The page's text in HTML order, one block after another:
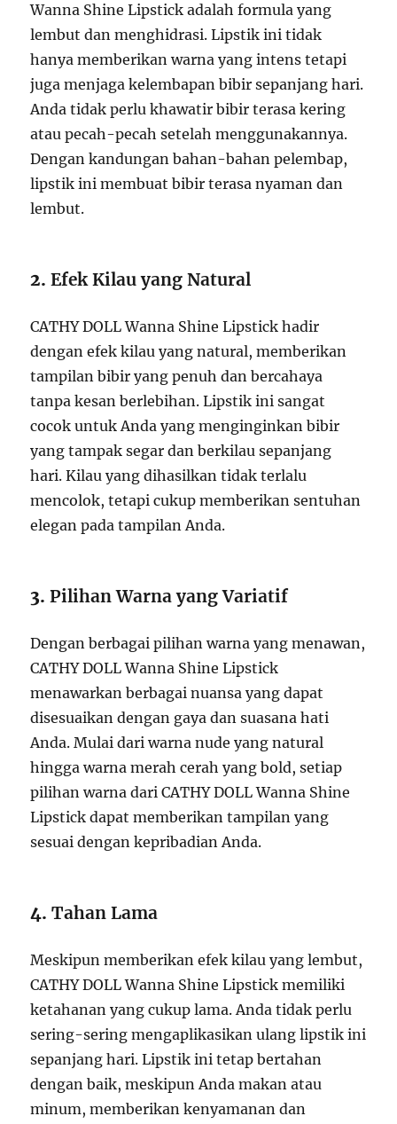
Wanna Shine Lipstick adalah formula yang
lembut dan menghidrasi. Lipstik ini tidak
hanya memberikan warna yang intens tetapi
juga menjaga kelembapan bibir sepanjang hari.
Anda tidak perlu khawatir bibir terasa kering
atau pecah-pecah setelah menggunakannya.
Dengan kandungan bahan-bahan pelembap,
lipstik ini membuat bibir terasa nyaman dan
lembut.
2.Efek Kilau yang Natural
CATHY DOLL Wanna Shine Lipstick hadir
dengan efek kilau yang natural, memberikan
tampilan bibir yang penuh dan bercahaya
tanpa kesan berlebihan. Lipstik ini sangat
cocok untuk Anda yang menginginkan bibir
yang tampak segar dan berkilau sepanjang
hari. Kilau yang dihasilkan tidak terlalu
mencolok, tetapi cukup memberikan sentuhan
elegan pada tampilan Anda.
3.Pilihan Warna yang Variatif
Dengan berbagai pilihan warna yang menawan,
CATHY DOLL Wanna Shine Lipstick
menawarkan berbagai nuansa yang dapat
disesuaikan dengan gaya dan suasana hati
Anda. Mulai dari warna nude yang natural
hingga warna merah cerah yang bold, setiap
pilihan warna dari CATHY DOLL Wanna Shine
Lipstick dapat memberikan tampilan yang
sesuai dengan kepribadian Anda.
4.Tahan Lama
Meskipun memberikan efek kilau yang lembut,
CATHY DOLL Wanna Shine Lipstick memiliki
ketahanan yang cukup lama. Anda tidak perlu
sering-sering mengaplikasikan ulang lipstik ini
sepanjang hari. Lipstik ini tetap bertahan
dengan baik, meskipun Anda makan atau
minum, memberikan kenyamanan dan